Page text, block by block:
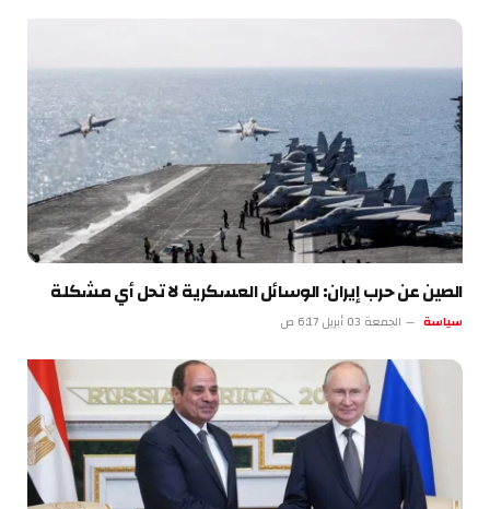
الصين عن حرب إيران: الوسائل العسكرية لا تحل أي مشكلة
سياسة الجمعة 03 أبريل 6:17 ص